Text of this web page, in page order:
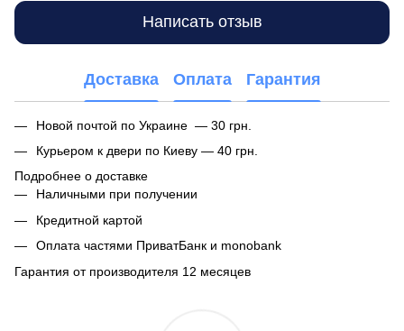
Написать отзыв
Доставка Оплата Гарантия
Новой почтой по Украине — 30 грн.
Курьером к двери по Киеву — 40 грн.
Подробнее о доставке
Наличными при получении
Кредитной картой
Оплата частями ПриватБанк и monobank
Гарантия от производителя 12 месяцев